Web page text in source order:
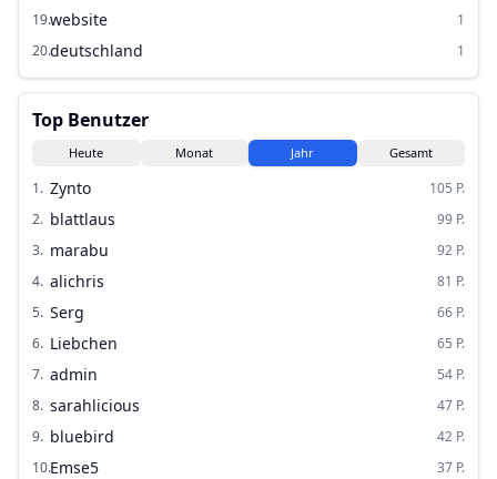
19.website
1
20.deutschland 1
Top Benutzer
Heute Monat Jahr Gesamt
1. Zynto 105 P.
2. blattlaus 99 P.
3. marabu 92 P.
4. alichris 81 P.
5. Serg 66 P.
6. Liebchen 65 P.
7. admin 54 P.
8. sarahlicious 47 P.
9. bluebird 42 P.
10.Emse5 37 P.